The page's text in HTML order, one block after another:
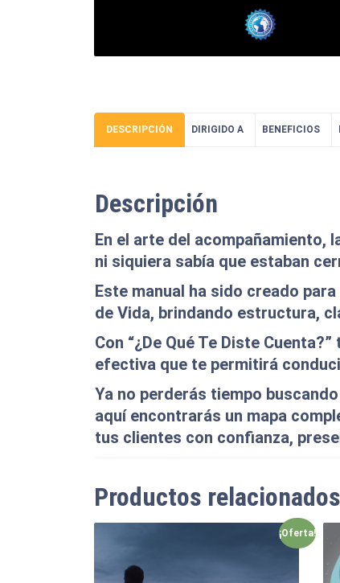
DESCRIPCIÓN DIRIGIDO A BENEFICIOS
Descripción
En el arte del acompañamiento,
ni siquiera sabía que estaban
Este manual ha sido creado
de Vida, brindando estructura,
Con “¿De Qué Te Diste Cuenta?”
efectiva que te permitirá
Ya no perderás tiempo
aquí encontrarás un mapa
tus clientes con confianza,
Productos relacionados
¡Oferta!